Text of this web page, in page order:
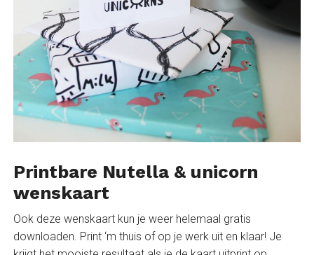
Printbare Nutella & unicorn
wenskaart
Ook deze wenskaart kun je weer helemaal gratis
downloaden. Print ‘m thuis of op je werk uit en klaar! Je